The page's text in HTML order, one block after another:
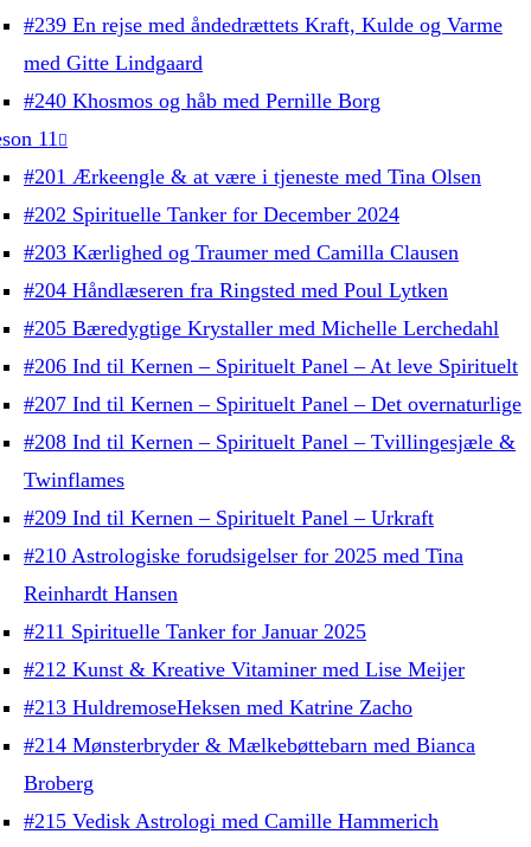
#239 En rejse med åndedrættets Kraft, Kulde og Varme
med Gitte Lindgaard
#240 Khosmos og håb med Pernille Borg
11
#201 Ærkeengle & at være i tjeneste med Tina Olsen
#202 Spirituelle Tanker for December 2024
#203 Kærlighed og Traumer med Camilla Clausen
#204 Håndlæseren fra Ringsted med Poul Lytken
#205 Bæredygtige Krystaller med Michelle Lerchedahl
#206 Ind til Kernen – Spirituelt Panel – At leve Spirituelt
#207 Ind til Kernen – Spirituelt Panel – Det overnaturlige
#208 Ind til Kernen – Spirituelt Panel – Tvillingesjæle &
Twinflames
#209 Ind til Kernen – Spirituelt Panel – Urkraft
#210 Astrologiske forudsigelser for 2025 med Tina
Reinhardt Hansen
#211 Spirituelle Tanker for Januar 2025
#212 Kunst & Kreative Vitaminer med Lise Meijer
#213 HuldremoseHeksen med Katrine Zacho
#214 Mønsterbryder & Mælkebøttebarn med Bianca
Broberg
#215 Vedisk Astrologi med Camille Hammerich